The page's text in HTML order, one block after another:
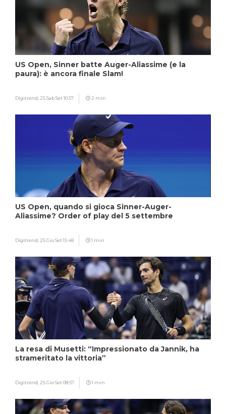
US Open, Sinner batte Auger-Aliassime (e la
paura): è ancora finale Slam!
Digitrend, 25 Sab Set 10:57 2 min
US Open, quando si gioca Sinner-Auger-
Aliassime? Order of play del 5 settembre
Digitrend, 25 Gio Set 15:48 1 min
La resa di Musetti: “Impressionato da Jannik, ha
strameritato la vittoria”
Digitrend, 25 Gio Set 08:57 1 min